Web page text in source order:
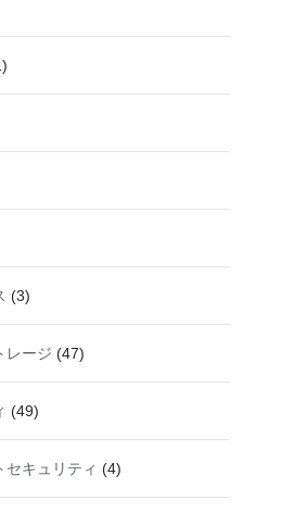
(3)
レージ (47)
(49)
セキュリティ (4)